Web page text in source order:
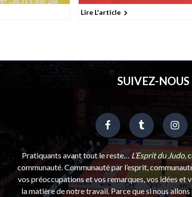
Lire L'article
SUIVEZ-NOUS
Pratiquants avant tout le reste… L’Esprit du Judo,
communauté. Communauté par l’esprit,
vos préoccupations et vos remarques, vos idées et
la matière de notre travail. Parce que si nous